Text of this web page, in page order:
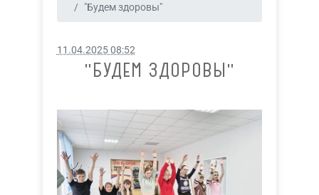
"Будем здоровы"
11.04.2025 08:52
"БУДЕМ ЗДОРОВЫ"